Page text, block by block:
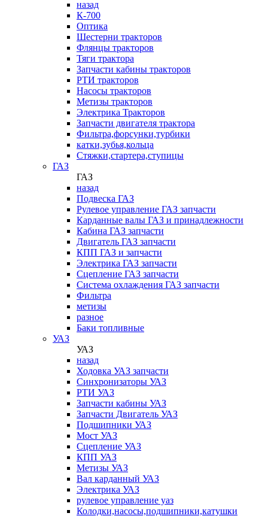
назад
К-700
Оптика
Шестерни тракторов
Флянцы тракторов
Тяги трактора
Запчасти кабины тракторов
РТИ тракторов
Насосы тракторов
Метизы тракторов
Электрика Тракторов
Запчасти двигателя трактора
Фильтра,форсунки,турбики
катки,зубья,кольца
Стяжки,стартера,ступицы
ГАЗ
ГАЗ
назад
Подвеска ГАЗ
Рулевое управление ГАЗ запчасти
Карданные валы ГАЗ и принадлежности
Кабина ГАЗ запчасти
Двигатель ГАЗ запчасти
КПП ГАЗ и запчасти
Электрика ГАЗ запчасти
Сцепление ГАЗ запчасти
Система охлаждения ГАЗ запчасти
Фильтра
метизы
разное
Баки топливные
УАЗ
УАЗ
назад
Ходовка УАЗ запчасти
Синхронизаторы УАЗ
РТИ УАЗ
Запчасти кабины УАЗ
Запчасти Двигатель УАЗ
Подшипники УАЗ
Мост УАЗ
Сцепление УАЗ
КПП УАЗ
Метизы УАЗ
Вал карданный УАЗ
Электрика УАЗ
рулевое управление уаз
Колодки,насосы,подшипники,катушки